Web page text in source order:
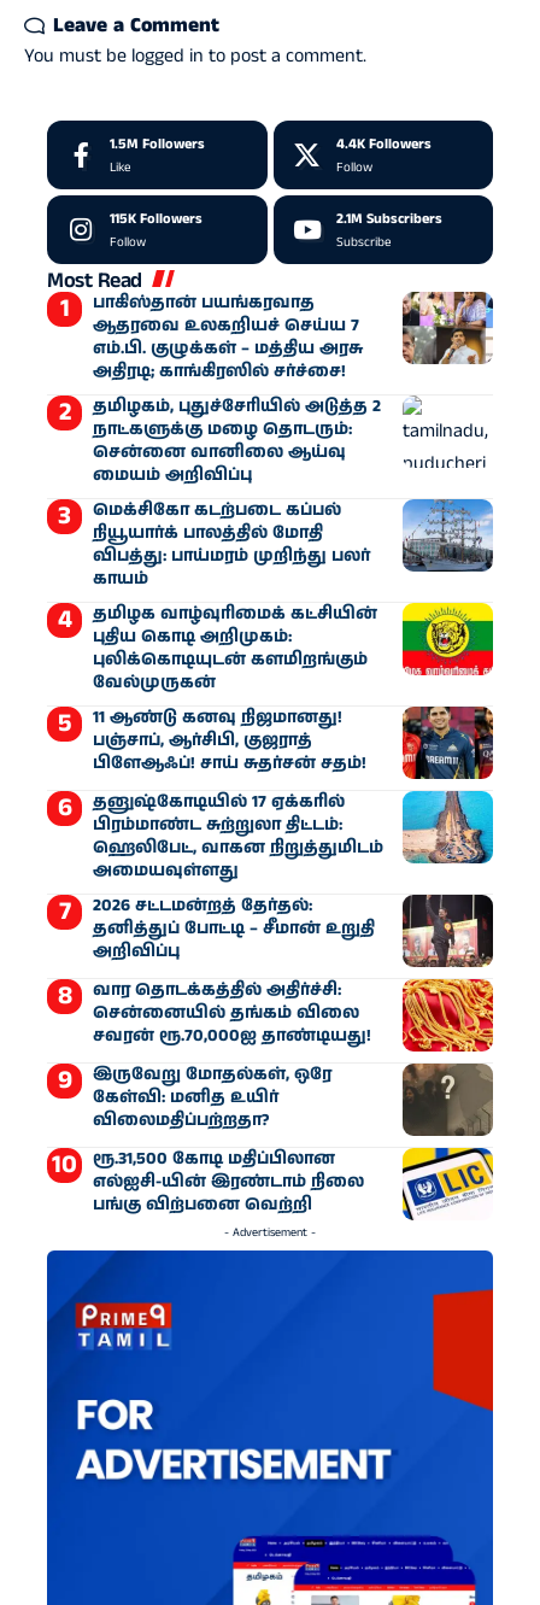
Leave a Comment
You must be logged in to post a comment.
1.5M Followers
Like
4.4K Followers
Follow
115KFollowers
Follow
2.1M Subscribers
Subscribe
Most Read
பாகிஸ்தான் பயங்கரவாத
ஆதரவை உலகறியச் செய்ய 7
எம்.பி. குழுக்கள் – மத்திய அரசு
அதிரடி; காங்கிரஸில் சர்ச்சை!
தமிழகம், புதுச்சேரியில் அடுத்த 2
நாட்களுக்கு மழை தொடரும்:
சென்னை வானிலை ஆய்வு
மையம் அறிவிப்பு
மெக்சிகோ கடற்படை கப்பல்
நியூயார்க் பாலத்தில் மோதி
விபத்து: பாய்மரம் முறிந்து பலர்
காயம்
தமிழக வாழ்வுரிமைக் கட்சியின்
புதிய கொடி அறிமுகம்:
புலிக்கொடியுடன் களமிறங்கும்
வேல்முருகன்
11 ஆண்டு கனவு நிஜமானது!
பஞ்சாப், ஆர்சிபி, குஜராத்
பிளேஆஃப்! சாய் சுதர்சன் சதம்!
தனுஷ்கோடியில் 17 ஏக்கரில்
பிரம்மாண்ட சுற்றுலா திட்டம்:
ஹெலிபேட், வாகன நிறுத்துமிடம்
அமையவுள்ளது
2026 சட்டமன்றத் தேர்தல்:
தனித்துப் போட்டி – சீமான் உறுதி
அறிவிப்பு
வார தொடக்கத்தில் அதிர்ச்சி:
சென்னையில் தங்கம் விலை
சவரன் ரூ.70,000ஐ தாண்டியது!
இருவேறு மோதல்கள், ஒரே
கேள்வி: மனித உயிர்
விலைமதிப்பற்றதா?
ரூ.31,500 கோடி மதிப்பிலான
எல்ஐசி-​யின் இரண்​டாம் நிலை
பங்கு விற்பனை வெற்றி
- Advertisement -